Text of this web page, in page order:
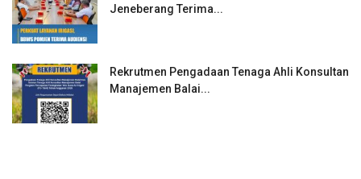
Jeneberang Terima...
Rekrutmen Pengadaan Tenaga Ahli Konsultan
Manajemen Balai...